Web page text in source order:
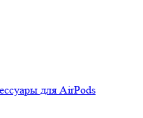
для AirPods